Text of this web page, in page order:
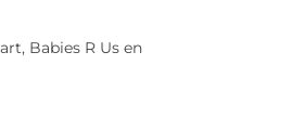
Babies R Us en